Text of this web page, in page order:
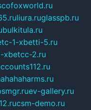
liura.ruglasspb.ru
bulkitula.ru
1-xbetti-5.ru
xbetcc-2.ru
ev-gallery.ru
csm-demo.ru